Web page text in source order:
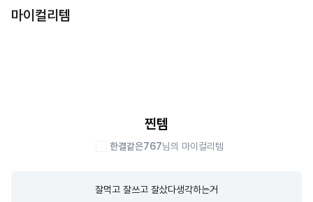
마이컬리템
찐템
한결같은767님의 마이컬리템
잘먹고 잘쓰고 잘샀다생각하는거